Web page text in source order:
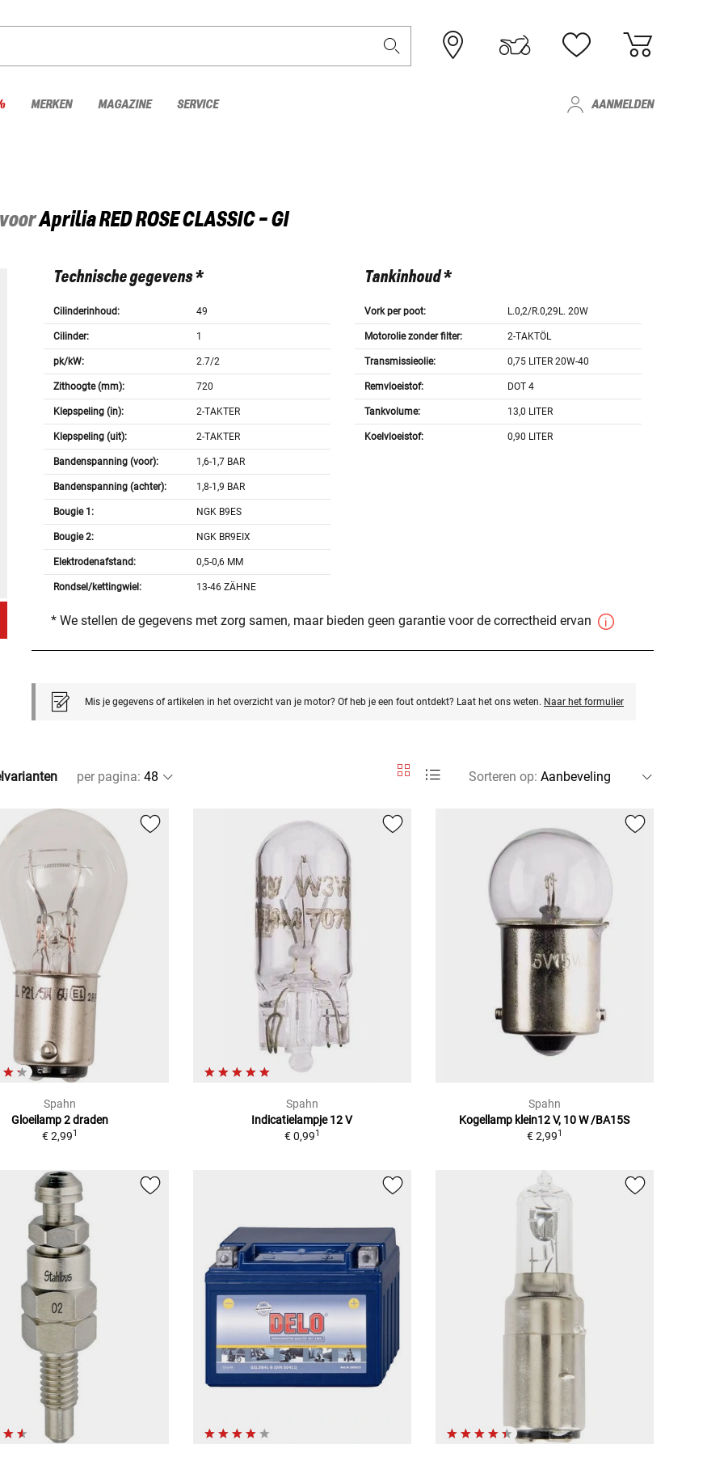
MERKEN MAGAZINE SERVICE AANMELDEN
ApriliaRED ROSE CLASSIC - GI
Technische gegevens *
Cilinderinhoud: 49
Cilinder: 1
pk/kW: 2.7/2
Zithoogte (mm): 720
Klepspeling (in): 2-TAKTER
Klepspeling (uit): 2-TAKTER
Bandenspanning (voor): 1,6-1,7 BAR
Bandenspanning (achter): 1,8-1,9 BAR
Bougie 1: NGK B9ES
Bougie 2: NGK BR9EIX
Elektrodenafstand: 0,5-0,6 MM
Rondsel/kettingwiel: 13-46 ZÄHNE
Tankinhoud *
Vork per poot: L.0,2/R.0,29L. 20W
Motorolie zonder filter: 2-TAKTÖL
Transmissieolie: 0,75 LITER 20W-40
Remvloeistof: DOT 4
Tankvolume: 13,0 LITER
Koelvloeistof: 0,90 LITER
* We stellen de gegevens met zorg samen, maar bieden geen garantie voor de correctheid ervan
Mis je gegevens of artikelen in het overzicht van je motor? Of heb je een fout ontdekt? Laat het ons weten. Naar het formulier
per pagina: Sorteren op:
Spahn
Gloeilamp 2 draden
€ 2,991
Spahn
Indicatielampje 12 V
€ 0,991
Spahn
Kogellamp klein12 V, 10 W /BA15S
€ 2,991